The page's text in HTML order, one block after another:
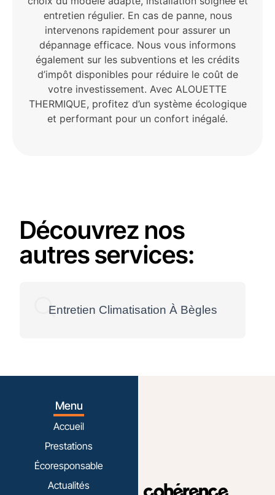
entretien régulier. En cas de panne, nous
intervenons rapidement pour assurer un
dépannage efficace. Nous vous informons
également sur les subventions et les crédits
d’impôt disponibles pour réduire le coût de
votre investissement. Avec ALOUETTE
THERMIQUE, profitez d’un système écologique
et performant pour un confort inégalé.
Découvrez nos
autres services:
Entretien Climatisation À Bègles
Menu
Accueil
Prestations
Écoresponsable
Actualités